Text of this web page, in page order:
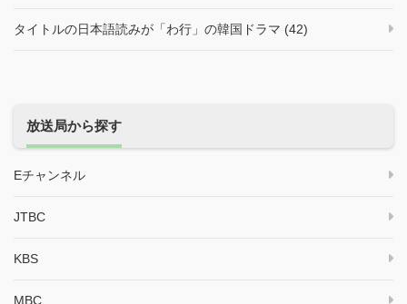
タイトルの日本語読みが「わ行」の韓国ドラマ (42)
放送局から探す
Eチャンネル
JTBC
KBS
MBC